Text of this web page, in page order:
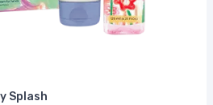
Splash